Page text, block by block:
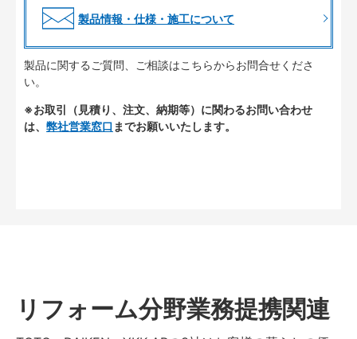
製品情報・仕様・施工について
製品に関するご質問、ご相談はこちらからお問合せくださ
い。
※お取引（見積り、注文、納期等）に関わるお問い合わせ
は、 弊社営業窓口 までお願いいたします。
リフォーム分野業務提携関連